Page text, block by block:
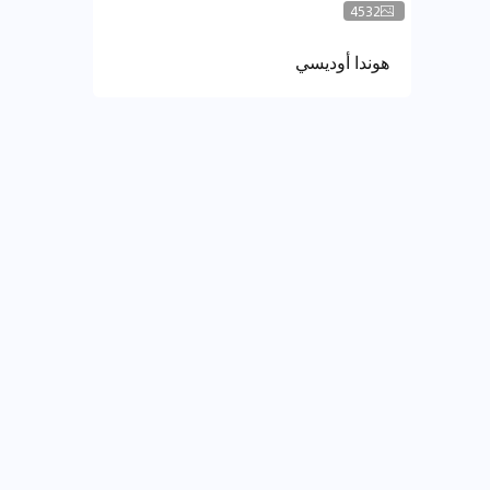
4532
هوندا أوديسي